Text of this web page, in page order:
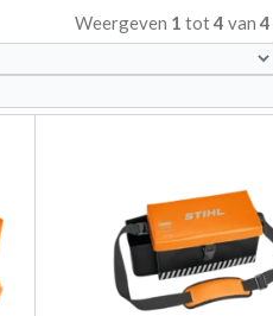
Weergeven 1 tot4 van 4